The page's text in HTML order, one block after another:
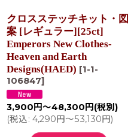
クロスステッチキット・図
案 [レギュラー][25ct]
Emperors New Clothes-
Heaven and Earth
Designs(HAED) [1-1-
106847]
3,900 円～48,300 円 (税別)
(税込: 4,290円～53,130円)